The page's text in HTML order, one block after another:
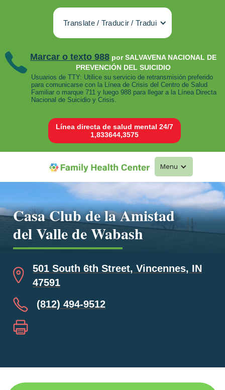
Translate / Traducir / Tradui
Marcar o texto 988 por SALVAVENA NACIONAL DE
PREVENCIÓN DEL SUICIDIO
Usuarios de TTY: Utilice su servicio de retransmisión preferido
para comunicarse con la Línea de Crisis del Centro de Salud
Familiar o marque 711 y luego 988 para llegar a la Línea Directa
Nacional de Suicidio y Crisis.
Línea directa de salud mental 24/7
1,833644,3575
Menu
Casa Club de la Amistad
del Valle de Wabash
501 South 6th Street, Vincennes, IN
47591
(812) 494-9512